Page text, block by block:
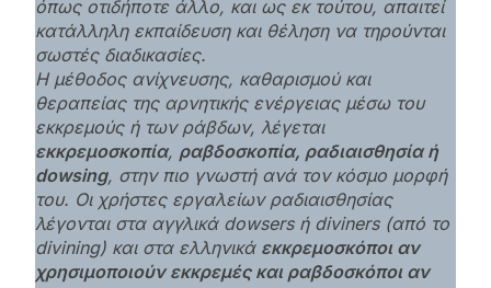
όπως οτιδήποτε άλλο, και ως εκ τούτου, απαιτεί
κατάλληλη εκπαίδευση και θέληση να τηρούνται
σωστές διαδικασίες.
Η μέθοδος ανίχνευσης, καθαρισμού και
θεραπείας της αρνητικής ενέργειας μέσω του
εκκρεμούς ή των ράβδων, λέγεται
εκκρεμοσκοπία, ραβδοσκοπία, ραδιαισθησία ή
dowsing, στην πιο γνωστή ανά τον κόσμο μορφή
του. Οι χρήστες εργαλείων ραδιαισθησίας
λέγονται στα αγγλικά dowsers ή diviners (από το
divining) και στα ελληνικά εκκρεμοσκόποι αν
χρησιμοποιούν εκκρεμές και ραβδοσκόποι αν